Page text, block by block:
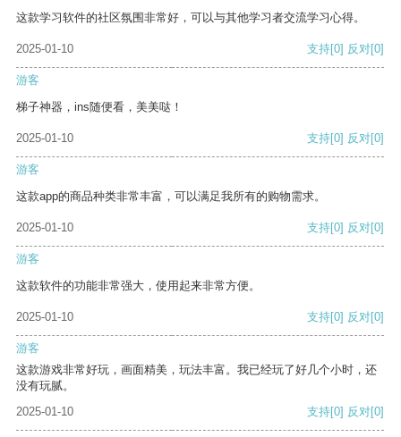
这款学习软件的社区氛围非常好，可以与其他学习者交流学习心得。
2025-01-10 支持[0] 反对[0]
游客
梯子神器，ins随便看，美美哒！
2025-01-10 支持[0] 反对[0]
游客
这款app的商品种类非常丰富，可以满足我所有的购物需求。
2025-01-10 支持[0] 反对[0]
游客
这款软件的功能非常强大，使用起来非常方便。
2025-01-10 支持[0] 反对[0]
游客
这款游戏非常好玩，画面精美，玩法丰富。我已经玩了好几个小时，还
没有玩腻。
2025-01-10
支持[0] 反对[0]